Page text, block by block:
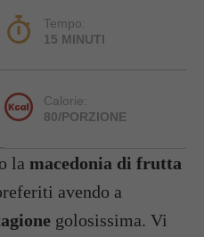
Tempo:
15 MINUTI
Calorie:
80/PORZIONE
la macedonia di frutta
avendo a
golosissima. Vi